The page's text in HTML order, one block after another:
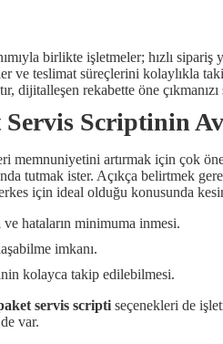
birlikte işletmeler; hızlı
ve teslimat süreçlerini kolaylıkla
dijitalleşen rekabette öne çıkmanızı
Scriptinin
memnuniyetini artırmak için çok
tutmak ister. Açıkça belirtmek
için ideal olduğu konusunda
hataların minimuma inmesi.
imkanı.
kolayca takip edilebilmesi.
servis scripti seçenekleri de
var.